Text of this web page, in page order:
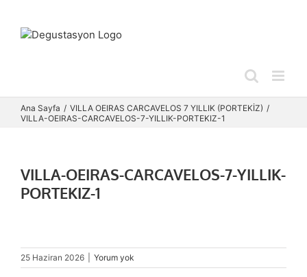
content
Ana Sayfa
VILLA OEIRAS CARCAVELOS 7 YILLIK (PORTEKİZ)
VILLA-OEIRAS-CARCAVELOS-7-YILLIK-PORTEKIZ-1
VILLA-OEIRAS-CARCAVELOS-7-YILLIK-
PORTEKIZ-1
25 Haziran 2026 Yorum yok